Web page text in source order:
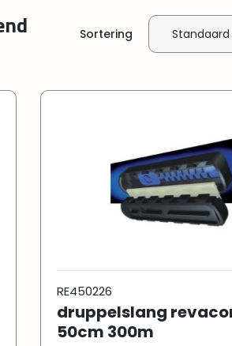
Sortering
RE450226
druppelslang
50cm 300m